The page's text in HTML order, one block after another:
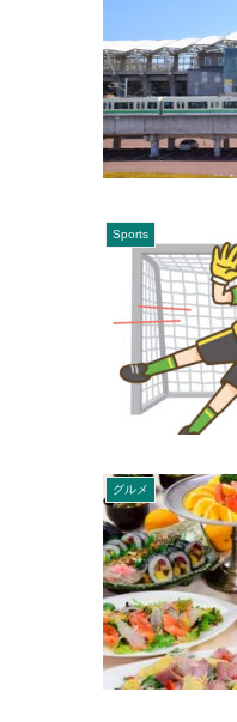
Sports
グルメ